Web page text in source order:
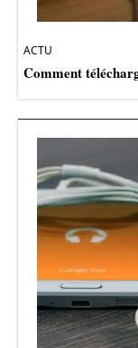
ACTU
Comment